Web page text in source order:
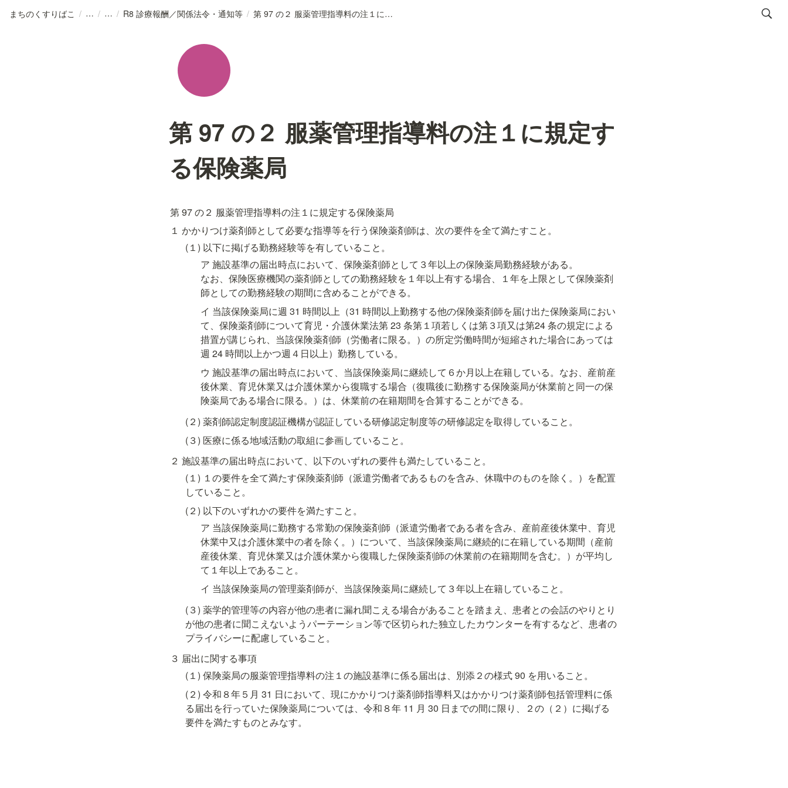
まちのくすりばこ / / / R8 診療報酬／関係法令・通知等 / 第 97 の２ 服薬管理指導料の注１に規定する保険薬局
第 97 の２ 服薬管理指導料の注１に規定す
る保険薬局
第 97 の２ 服薬管理指導料の注１に規定する保険薬局
１ かかりつけ薬剤師として必要な指導等を行う保険薬剤師は、次の要件を全て満たすこと。
(１) 以下に掲げる勤務経験等を有していること。
ア 施設基準の届出時点において、保険薬剤師として３年以上の保険薬局勤務経験がある。
なお、保険医療機関の薬剤師としての勤務経験を１年以上有する場合、１年を上限として保険薬剤
師としての勤務経験の期間に含めることができる。
イ 当該保険薬局に週 31 時間以上（31 時間以上勤務する他の保険薬剤師を届け出た保険薬局におい
て、保険薬剤師について育児・介護休業法第 23 条第１項若しくは第３項又は第24 条の規定による
措置が講じられ、当該保険薬剤師（労働者に限る。）の所定労働時間が短縮された場合にあっては
週 24 時間以上かつ週４日以上）勤務している。
ウ 施設基準の届出時点において、当該保険薬局に継続して６か月以上在籍している。なお、産前産
後休業、育児休業又は介護休業から復職する場合（復職後に勤務する保険薬局が休業前と同一の保
険薬局である場合に限る。）は、休業前の在籍期間を合算することができる。
(２) 薬剤師認定制度認証機構が認証している研修認定制度等の研修認定を取得していること。
(３) 医療に係る地域活動の取組に参画していること。
２ 施設基準の届出時点において、以下のいずれの要件も満たしていること。
(１) １の要件を全て満たす保険薬剤師（派遣労働者であるものを含み、休職中のものを除く。）を配置
していること。
(２) 以下のいずれかの要件を満たすこと。
ア 当該保険薬局に勤務する常勤の保険薬剤師（派遣労働者である者を含み、産前産後休業中、育児
休業中又は介護休業中の者を除く。）について、当該保険薬局に継続的に在籍している期間（産前
産後休業、育児休業又は介護休業から復職した保険薬剤師の休業前の在籍期間を含む。）が平均し
て１年以上であること。
イ 当該保険薬局の管理薬剤師が、当該保険薬局に継続して３年以上在籍していること。
(３) 薬学的管理等の内容が他の患者に漏れ聞こえる場合があることを踏まえ、患者との会話のやりとり
が他の患者に聞こえないようパーテーション等で区切られた独立したカウンターを有するなど、患者の
プライバシーに配慮していること。
３ 届出に関する事項
(１) 保険薬局の服薬管理指導料の注１の施設基準に係る届出は、別添２の様式 90 を用いること。
(２) 令和８年５月 31 日において、現にかかりつけ薬剤師指導料又はかかりつけ薬剤師包括管理料に係
る届出を行っていた保険薬局については、令和８年 11 月 30 日までの間に限り、２の（２）に掲げる
要件を満たすものとみなす。